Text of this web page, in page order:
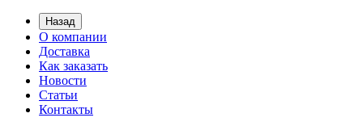
Назад
О компании
Доставка
Как заказать
Новости
Статьи
Контакты